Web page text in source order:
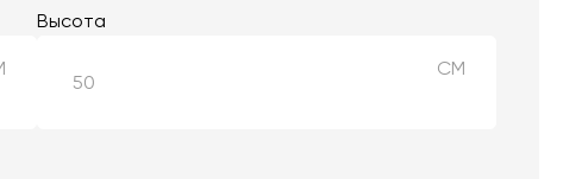
Высота
СМ